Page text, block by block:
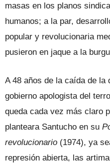
masas en los planos
humanos; a la par,
popular y revolucionaria
pusieron en jaque a la
A 48 años de la caída de la
gobierno apologista del
queda cada vez más claro
planteara Santucho en su
revolucionario (1974), ya
represión abierta, las